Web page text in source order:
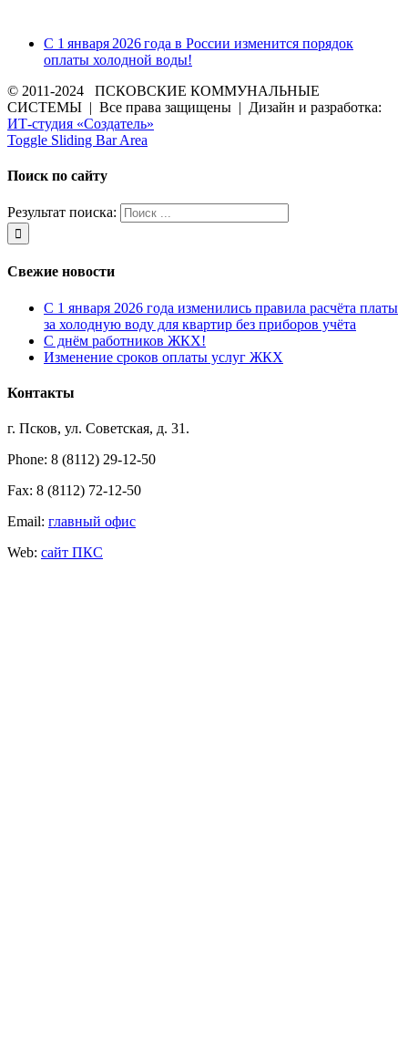
С 1 января 2026 года в России изменится порядок
оплаты холодной воды!
© 2011-2024 ПСКОВСКИЕ КОММУНАЛЬНЫЕ
СИСТЕМЫ | Все права защищены | Дизайн и разработка:
ИТ-студия «Создатель»
Toggle Sliding Bar Area
Поиск по сайту
Результат поиска:
Свежие новости
С 1 января 2026 года изменились правила расчёта платы
за холодную воду для квартир без приборов учёта
С днём работников ЖКХ!
Изменение сроков оплаты услуг ЖКХ
Контакты
г. Псков, ул. Советская, д. 31.
Phone: 8 (8112) 29-12-50
Fax: 8 (8112) 72-12-50
Email: главный офис
Web: сайт ПКС